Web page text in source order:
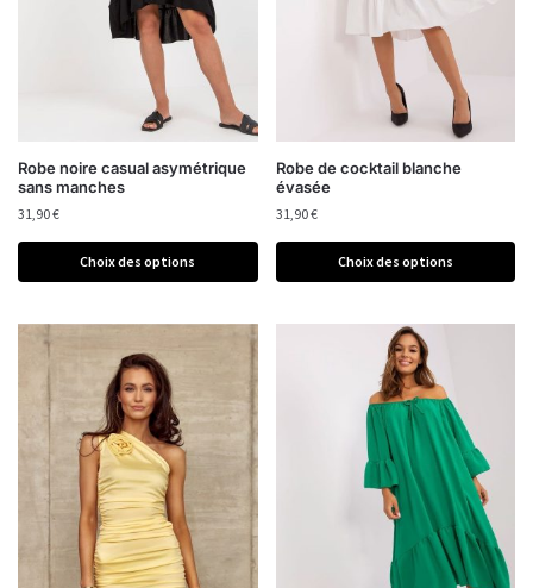
Robe noire casual asymétrique
sans manches
31,90€
Choix des options
Robe de cocktail blanche
évasée
31,90€
Choix des options